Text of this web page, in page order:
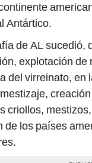
Antártico.
de AL sucedió,
explotación
del virreinato,
criollos,
de los países